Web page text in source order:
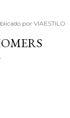
por VIAESTILO